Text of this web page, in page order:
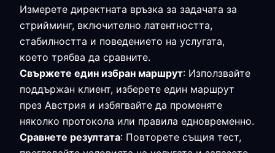
Измерете директната връзка за задачата за
стрийминг, включително латентността,
стабилността и поведението на услугата,
което трябва да сравните.
Свържете един избран маршрут: Използвайте
поддържан клиент, изберете един маршрут
през Австрия и избягвайте да променяте
няколко протокола или правила едновременно.
Сравнете резултата: Повторете същия тест,